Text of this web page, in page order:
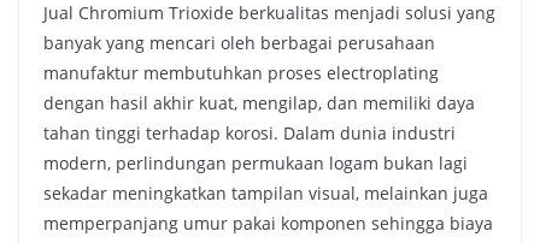
Jual Chromium Trioxide berkualitas menjadi solusi yang
banyak yang mencari oleh berbagai perusahaan
manufaktur membutuhkan proses electroplating
dengan hasil akhir kuat, mengilap, dan memiliki daya
tahan tinggi terhadap korosi. Dalam dunia industri
modern, perlindungan permukaan logam bukan lagi
sekadar meningkatkan tampilan visual, melainkan juga
memperpanjang umur pakai komponen sehingga biaya